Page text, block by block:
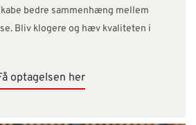
bedre sammenhæng mellem
Bliv klogere og hæv kvaliteten i
optagelsen her